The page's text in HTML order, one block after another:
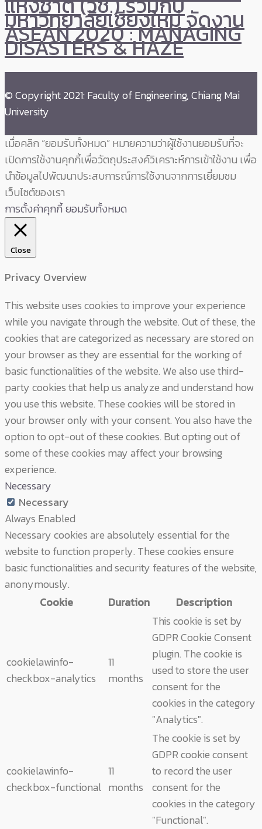
มหาวิทยาลัยเชียงใหม่ จัดงาน
ASEAN 2020 : MANAGING
DISASTERS & HAZE
© Copyright 2021: Faculty of Engineering, Chiang Mai
University
เมื่อคลิก “ยอมรับทั้งหมด” หมายความว่าผู้ใช้งานยอมรับที่จะ
เปิดการใช้งานคุกกี้เพื่อวัตถุประสงค์วิเคราะห์การเข้าใช้งาน เพื่อ
นำข้อมูลไปพัฒนาประสบการณ์การใช้งานจากการเยี่ยมชม
เว็บไซต์ของเรา
การตั้งค่าคุกกี้ยอมรับทั้งหมด
Close
Privacy Overview
This website uses cookies to improve your experience
while you navigate through the website. Out of these, the
cookies that are categorized as necessary are stored on
your browser as they are essential for the working of
basic functionalities of the website. We also use third-
party cookies that help us analyze and understand how
you use this website. These cookies will be stored in
your browser only with your consent. You also have the
option to opt-out of these cookies. But opting out of
some of these cookies may affect your browsing
experience.
Necessary
Necessary
Always Enabled
Necessary cookies are absolutely essential for the
website to function properly. These cookies ensure
basic functionalities and security features of the website,
anonymously.
Cookie
Duration Description
cookielawinfo-
checkbox-analytics
11
months
This cookie is set by
GDPR Cookie Consent
plugin. The cookie is
used to store the user
consent for the
cookies in the category
"Analytics".
cookielawinfo-
checkbox-functional
11
months
The cookie is set by
GDPR cookie consent
to record the user
consent for the
cookies in the category
"Functional".